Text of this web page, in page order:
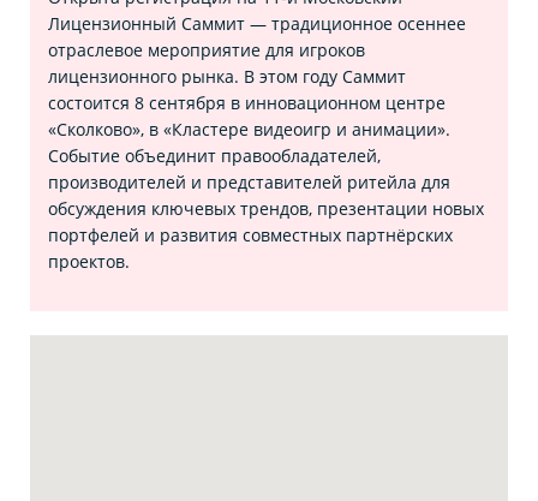
Лицензионный Саммит — традиционное осеннее
отраслевое мероприятие для игроков
лицензионного рынка. В этом году Саммит
состоится 8 сентября в инновационном центре
«Сколково», в «Кластере видеоигр и анимации».
Событие объединит правообладателей,
производителей и представителей ритейла для
обсуждения ключевых трендов, презентации новых
портфелей и развития совместных партнёрских
проектов.